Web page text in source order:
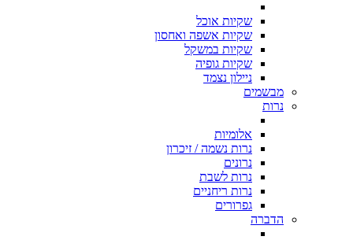
שקיות אוכל
שקיות אשפה ואחסון
שקיות במשקל
שקיות גופיה
ניילון נצמד
מבשמים
נרות
אלומיות
נרות נשמה / זיכרון
נרונים
נרות לשבת
נרות ריחניים
גפרורים
הדברה